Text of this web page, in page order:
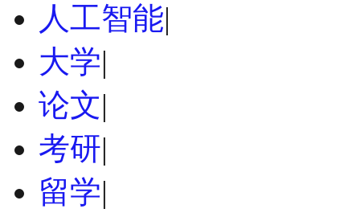
人工智能|
大学|
论文|
考研|
留学|